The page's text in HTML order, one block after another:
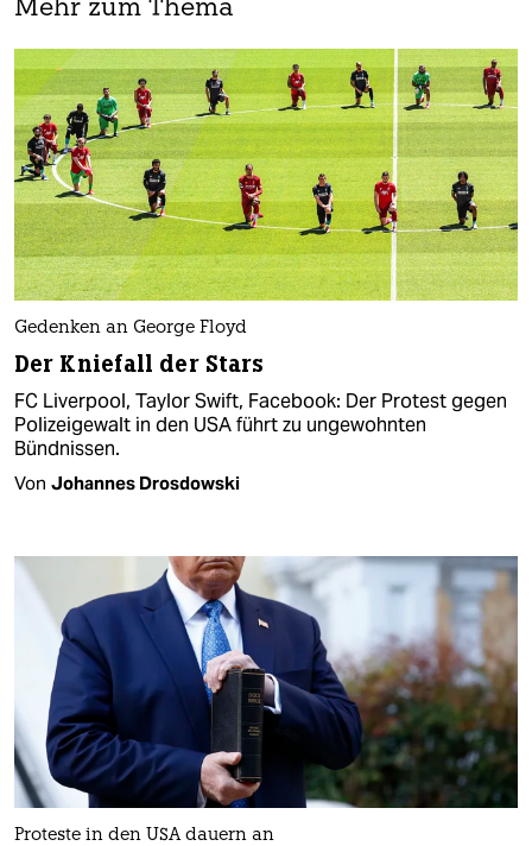
Mehr zum Thema
Gedenken an George Floyd
Der Kniefall der Stars
FC Liverpool, Taylor Swift, Facebook: Der Protest gegen
Polizeigewalt in den USA führt zu ungewohnten
Bündnissen.
Von Johannes Drosdowski
Proteste in den USA dauern an